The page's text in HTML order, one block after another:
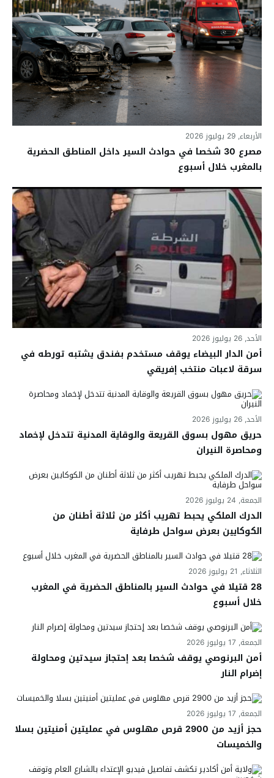
الأربعاء, 29 يوليوز 2026
مصرع 30 شخصا في حوادث السير داخل المناطق الحضرية
بالمغرب خلال أسبوع
الأحد, 26 يوليوز 2026
أمن الدار البيضاء يوقف مستخدم بفندق يشتبه تورطه في
سرقة لاعبات منتخب إفريقي
الأحد, 26 يوليوز 2026
حريق مهول بسوق القريعة والوقاية المدنية تتدخل لإخماد
ومحاصرة النيران
الجمعة, 24 يوليوز 2026
الدرك الملكي يحبط تهريب أكثر من ثلاثة أطنان من
الكوكايين بعرض سواحل طرفاية
الثلاثاء, 21 يوليوز 2026
28 قتيلا في حوادث السير بالمناطق الحضرية في المغرب
خلال أسبوع
الجمعة, 17 يوليوز 2026
أمن البرنوصي يوقف شخصا بعد إحتجاز سيدتين ومحاولة
إضرام النار
الجمعة, 17 يوليوز 2026
حجز أزيد من 2900 قرص مهلوس في عمليتين أمنيتين بسلا
والخميسات